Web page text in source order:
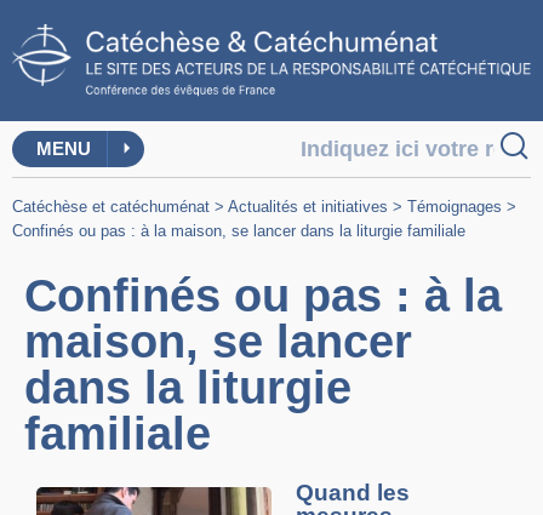
MENU
Catéchèse et catéchuménat > Actualités et initiatives > Témoignages >
Confinés ou pas : à la maison, se lancer dans la liturgie familiale
Confinés ou pas : à la
maison, se lancer
dans la liturgie
familiale
Quand les